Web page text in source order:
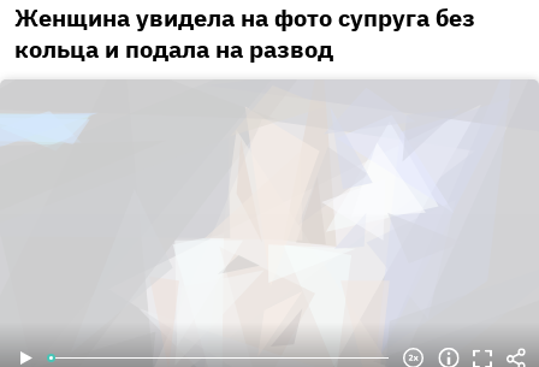
Женщина увидела на фото супруга без
кольца и подала на развод